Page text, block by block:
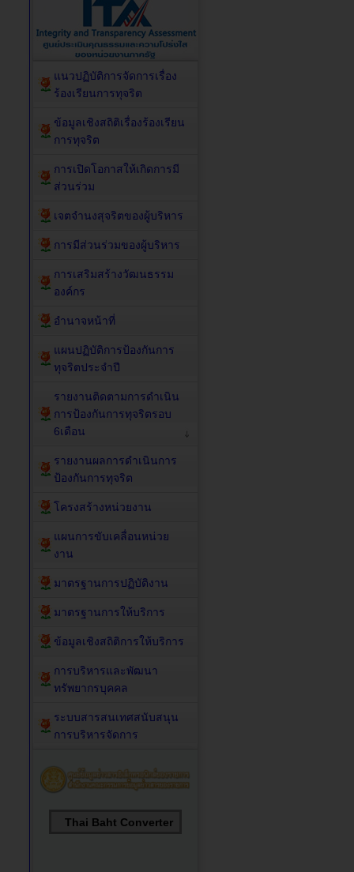
แนวปฏิบัติการจัดการเรื่อง
ร้องเรียนการทุจริต
ข้อมูลเชิงสถิติเรื่องร้องเรียน
การทุจริต
การเปิดโอกาสให้เกิดการมี
ส่วนร่วม
เจตจำนงสุจริตของผู้บริหาร
การมีส่วนร่วมของผู้บริหาร
การเสริมสร้างวัฒนธรรม
องค์กร
อำนาจหน้าที่
แผนปฏิบัติการป้องกันการ
ทุจริตประจำปี
รายงานติดตามการดำเนิน
การป้องกันการทุจริตรอบ
6เดือน
รายงานผลการดำเนินการ
ป้องกันการทุจริต
โครงสร้างหน่วยงาน
แผนการขับเคลื่อนหน่วย
งาน
มาตรฐานการปฏิบัติงาน
มาตรฐานการให้บริการ
ข้อมูลเชิงสถิติการให้บริการ
การบริหารและพัฒนา
ทรัพยากรบุคคล
ระบบสารสนเทศสนับสนุน
การบริหารจัดการ
Thai Baht Converter